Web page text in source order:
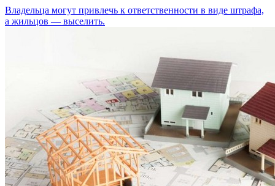
Владельца могут привлечь к ответственности в виде штрафа,
а жильцов — выселить.